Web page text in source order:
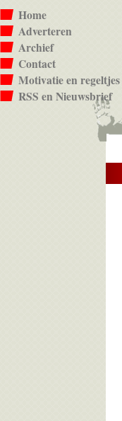
Home
Adverteren
Archief
Contact
Motivatie en regeltjes
RSS en Nieuwsbrief